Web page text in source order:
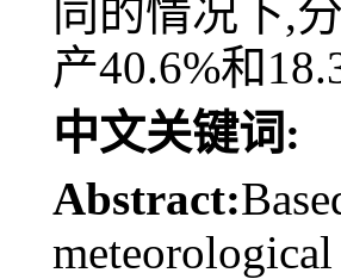
同的情况下,
产40.6%和
中文关键词:
Abstract:
meteorological